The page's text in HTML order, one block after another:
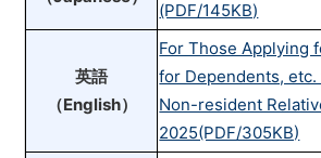
(PDF/145KB)
英語
（English）
For Those Applying
for Dependents,
Non-resident
2025(PDF/305KB)